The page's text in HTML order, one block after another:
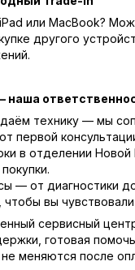
или MacBook?
другого
наша
технику — мы
первой
в отделении Новой
— от диагностики
вы
сервисный
готовая
меняются после